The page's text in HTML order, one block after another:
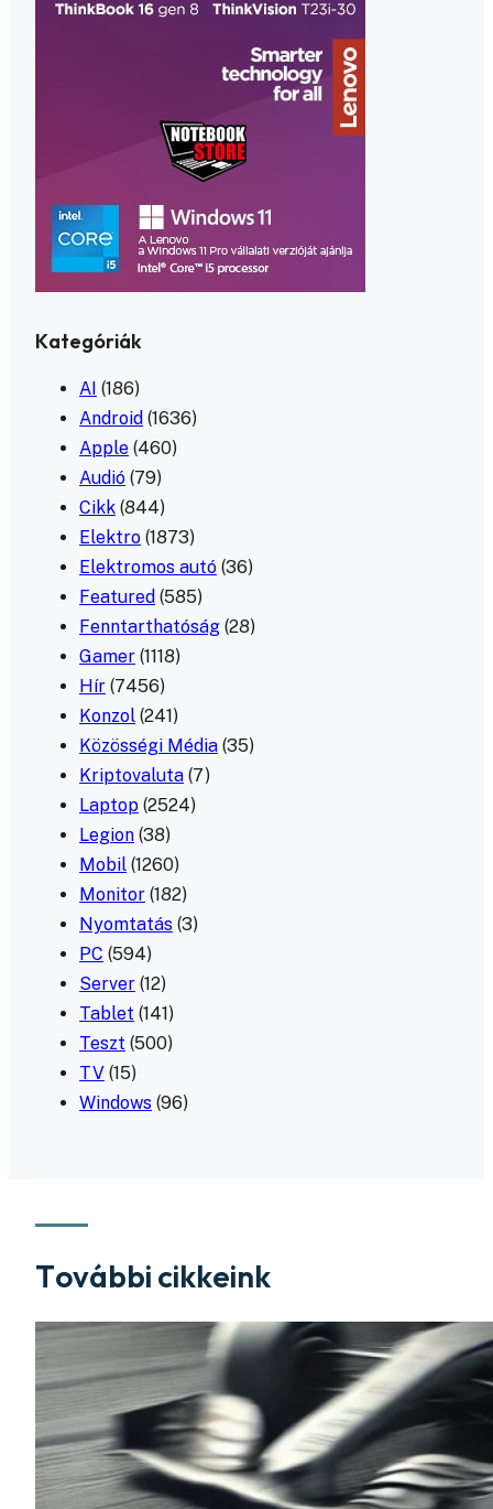
Kategóriák
AI (186)
Android (1636)
Apple (460)
Audió (79)
Cikk (844)
Elektro (1873)
Elektromos autó (36)
Featured (585)
Fenntarthatóság (28)
Gamer (1118)
Hír (7456)
Konzol (241)
Közösségi Média (35)
Kriptovaluta (7)
Laptop (2524)
Legion (38)
Mobil (1260)
Monitor (182)
Nyomtatás (3)
PC (594)
Server (12)
Tablet (141)
Teszt (500)
TV (15)
Windows (96)
További cikkeink